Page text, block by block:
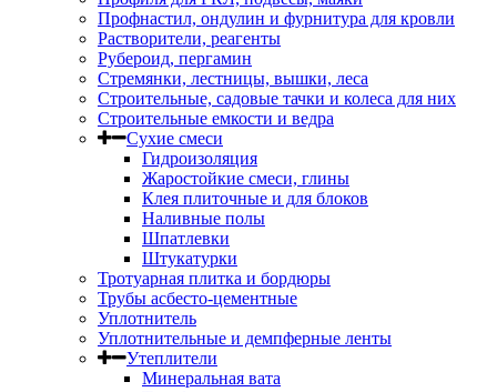
Профнастил, ондулин и фурнитура для кровли
Растворители, реагенты
Рубероид, пергамин
Стремянки, лестницы, вышки, леса
Строительные, садовые тачки и колеса для них
Строительные емкости и ведра
Сухие смеси
Гидроизоляция
Жаростойкие смеси, глины
Клея плиточные и для блоков
Наливные полы
Шпатлевки
Штукатурки
Тротуарная плитка и бордюры
Трубы асбесто-цементные
Уплотнитель
Уплотнительные и демпферные ленты
Утеплители
Минеральная вата